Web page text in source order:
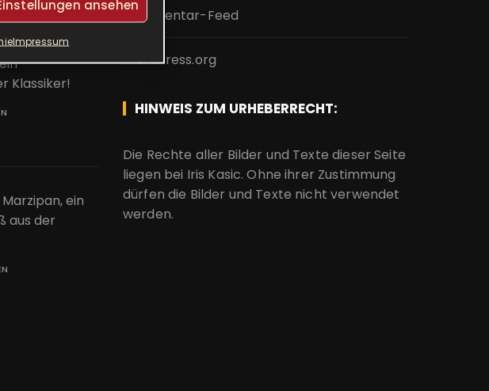
ansehen
Impressum
Klassiker!
ein
aus der
Kommentar-Feed
WordPress.org
HINWEIS ZUM URHEBERRECHT:
Die Rechte aller Bilder und Texte dieser Seite
liegen bei Iris Kasic. Ohne ihrer Zustimmung
dürfen die Bilder und Texte nicht verwendet
werden.